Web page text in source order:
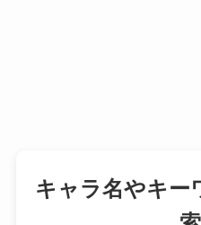
キャラ名やキー